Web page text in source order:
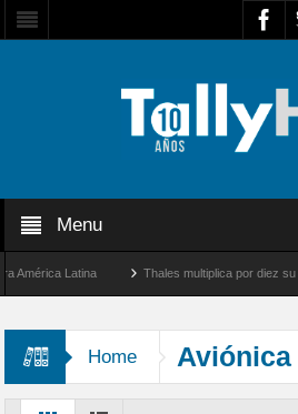
Menu
Latina Thales multiplica por diez su
Home Aviónica